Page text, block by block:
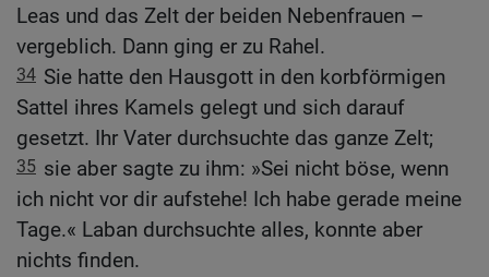
Leas und das Zelt der beiden Nebenfrauen –
vergeblich. Dann ging er zu Rahel.
34 Sie hatte den Hausgott in den korbförmigen
Sattel ihres Kamels gelegt und sich darauf
gesetzt. Ihr Vater durchsuchte das ganze Zelt;
35 sie aber sagte zu ihm: »Sei nicht böse, wenn
ich nicht vor dir aufstehe! Ich habe gerade meine
Tage.« Laban durchsuchte alles, konnte aber
nichts finden.